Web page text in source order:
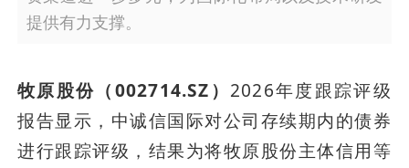
提供有力支撑。
牧原股份（002714.SZ） 2026年度跟踪评级
报告显示，中诚信国际对公司存续期内的债券
进行跟踪评级，结果为将牧原股份主体信用等